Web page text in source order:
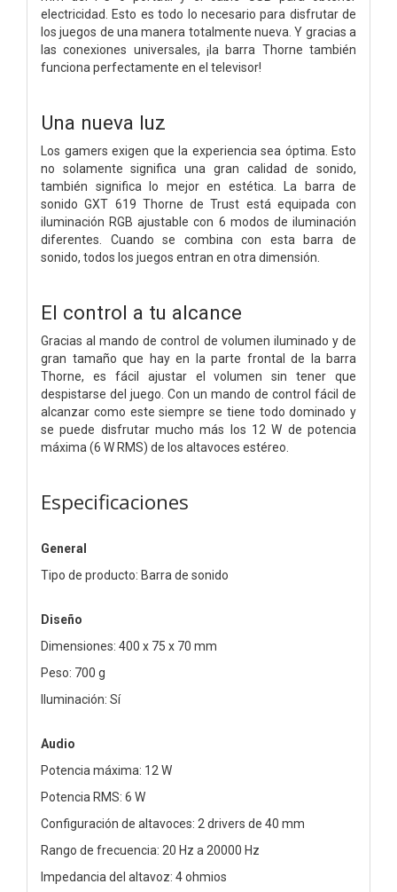
electricidad. Esto es todo lo necesario para disfrutar de
los juegos de una manera totalmente nueva. Y gracias a
las conexiones universales, ¡la barra Thorne también
funciona perfectamente en el televisor!
Una nueva luz
Los gamers exigen que la experiencia sea óptima. Esto
no solamente significa una gran calidad de sonido,
también significa lo mejor en estética. La barra de
sonido GXT 619 Thorne de Trust está equipada con
iluminación RGB ajustable con 6 modos de iluminación
diferentes. Cuando se combina con esta barra de
sonido, todos los juegos entran en otra dimensión.
El control a tu alcance
Gracias al mando de control de volumen iluminado y de
gran tamaño que hay en la parte frontal de la barra
Thorne, es fácil ajustar el volumen sin tener que
despistarse del juego. Con un mando de control fácil de
alcanzar como este siempre se tiene todo dominado y
se puede disfrutar mucho más los 12 W de potencia
máxima (6 W RMS) de los altavoces estéreo.
Especificaciones
General
Tipo de producto: Barra de sonido
Diseño
Dimensiones: 400 x 75 x 70 mm
Peso: 700 g
Iluminación: Sí
Audio
Potencia máxima: 12 W
Potencia RMS: 6 W
Configuración de altavoces: 2 drivers de 40 mm
Rango de frecuencia: 20 Hz a 20000 Hz
Impedancia del altavoz: 4 ohmios